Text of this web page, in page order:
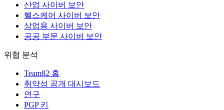
산업 사이버 보안
헬스케어 사이버 보안
상업용 사이버 보안
공공 부문 사이버 보안
위협 분석
Team82 홈
취약성 공개 대시보드
연구
PGP 키